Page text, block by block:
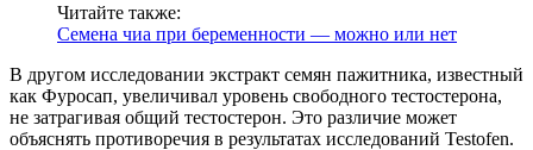
Читайте также:
Cемена чиа при беременности — можно или нет
В другом исследовании экстракт семян пажитника, известный
как Фуросап, увеличивал уровень свободного тестостерона,
не затрагивая общий тестостерон. Это различие может
объяснять противоречия в результатах исследований Testofen.